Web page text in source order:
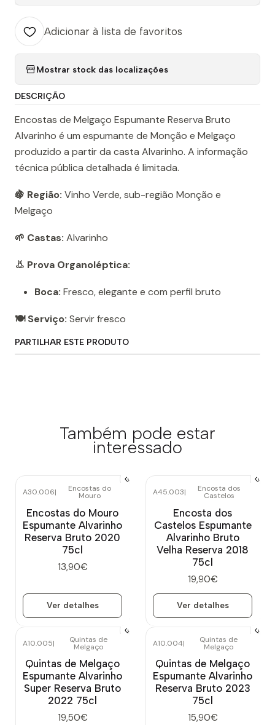
Adicionar à lista de favoritos
Mostrar stock das localizações
DESCRIÇÃO
Encostas de Melgaço Espumante Reserva Bruto
Alvarinho é um espumante de Monção e Melgaço
produzido a partir da casta Alvarinho. A informação
técnica pública detalhada é limitada.
🍇 Região: Vinho Verde, sub-região Monção e
Melgaço
🌱 Castas: Alvarinho
👃 Prova Organoléptica:
Boca: Fresco, elegante e com perfil bruto
🍽️ Serviço: Servir fresco
PARTILHAR ESTE PRODUTO
Também pode estar
interessado
Esgotado
A30.006| Encostas do
Mouro
Encostas do Mouro
Espumante Alvarinho
Reserva Bruto 2020
75cl
13,90€
Ver detalhes
Esgotado
A45.003| Encosta dos
Castelos
Encosta dos
Castelos Espumante
Alvarinho Bruto
Velha Reserva 2018
75cl
19,90€
Ver detalhes
A10.005| Quintas de
Melgaço
Quintas de Melgaço
Espumante Alvarinho
Super Reserva Bruto
2022 75cl
19,50€
A10.004| Quintas de
Melgaço
Quintas de Melgaço
Espumante Alvarinho
Reserva Bruto 2023
75cl
15,90€